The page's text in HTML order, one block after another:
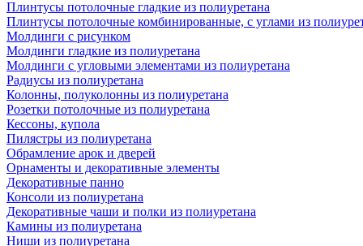
Плинтусы потолочные гладкие из полиуретана
Плинтусы потолочные комбинированные, с углами из
Молдинги c рисунком
Молдинги гладкие из полиуретана
Молдинги с угловыми элементами из полиуретана
Радиусы из полиуретана
Колонны, полуколонны из полиуретана
Розетки потолочные из полиуретана
Кессоны, купола
Пилястры из полиуретана
Обрамление арок и дверей
Орнаменты и декоративные элементы
Декоративные панно
Консоли из полиуретана
Декоративные чаши и полки из полиуретана
Камины из полиуретана
Ниши из полиуретана